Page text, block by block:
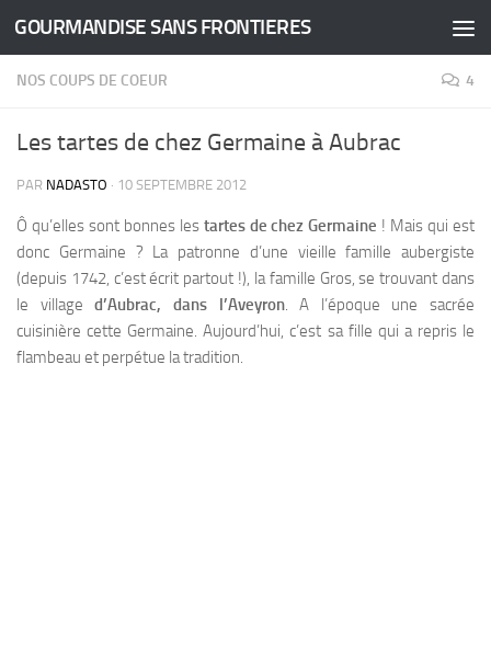
Skip to content
GOURMANDISE SANS FRONTIERES
NOS COUPS DE COEUR 4
Les tartes de chez Germaine à Aubrac
PAR NADASTO · 10 SEPTEMBRE 2012
Ô qu’elles sont bonnes les tartes de chez Germaine ! Mais qui est
donc Germaine ? La patronne d’une vieille famille aubergiste
(depuis 1742, c’est écrit partout !), la famille Gros, se trouvant dans
le villaged’Aubrac, dans l’Aveyron. A l’époque une sacrée
cuisinière cette Germaine. Aujourd’hui, c’est sa fille qui a repris le
flambeau et perpétue la tradition.